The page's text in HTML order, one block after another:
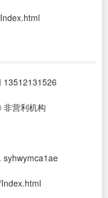
13512131526
非营利机构
syhwymca1ae